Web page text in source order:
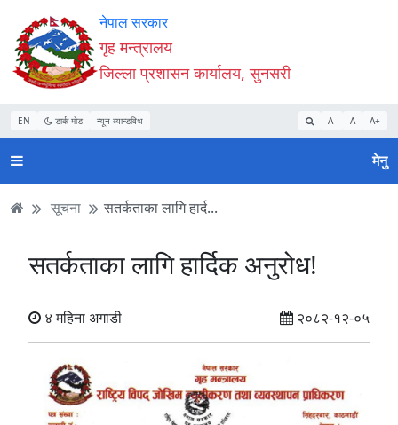
Accessibility
Mode
सुरु
गर्नुहोस्
सामाग्री
पढ्नुहाेस्
नेभिगेसन
पढ्नुहाेस्
वेबसाइट
खोजमा
जानुहोस्
नेपाल सरकार
गृह मन्त्रालय
जिल्ला प्रशासन कार्यालय, सुनसरी
EN डार्क मोड न्यून व्यान्डविथ A- A A+
मेनु
सूचना सतर्कताका लागि हार्द...
सतर्कताका लागि हार्दिक अनुरोध!
४ महिना अगाडी २०८२-१२-०५